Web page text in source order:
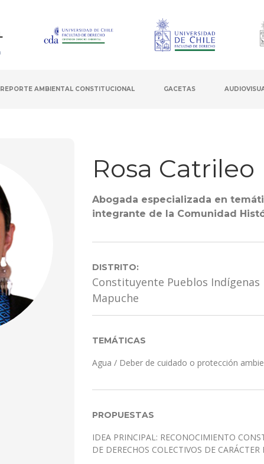
REPORTE AMBIENTAL CONSTITUCIONAL GACETAS
Rosa Catrileo
Abogada especializada en
integrante de la Comunidad
DISTRITO:
Constituyente Pueblos Indígenas
Mapuche
TEMÁTICAS
Agua / Deber de cuidado o protección
PROPUESTAS
IDEA PRINCIPAL: RECONOCIMIENTO
DE DERECHOS COLECTIVOS DE